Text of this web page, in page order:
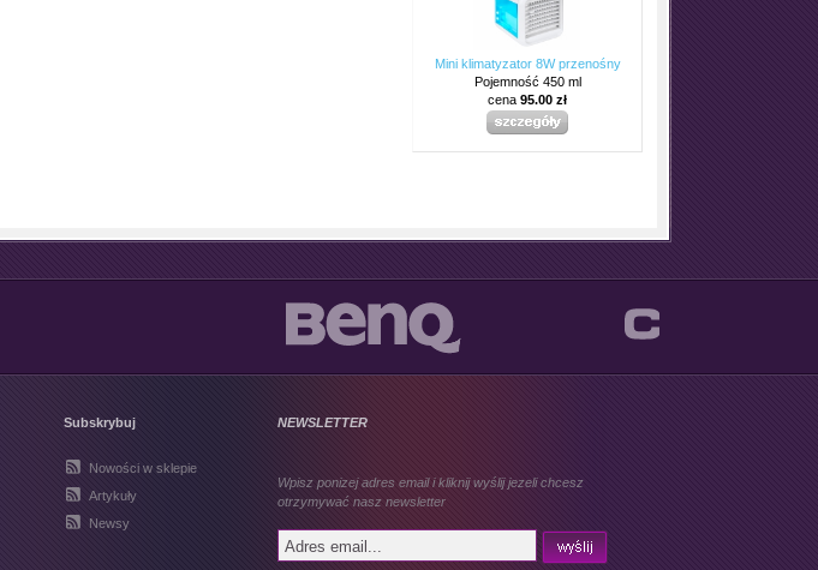
Mini klimatyzator 8W przenośny
Pojemność 450 ml
cena 95.00 zł
Subskrybuj
Nowości w sklepie
Artykuły
Newsy
NEWSLETTER
Wpisz ponizej adres email i kliknij wyślij jezeli chcesz
otrzymywać nasz newsletter